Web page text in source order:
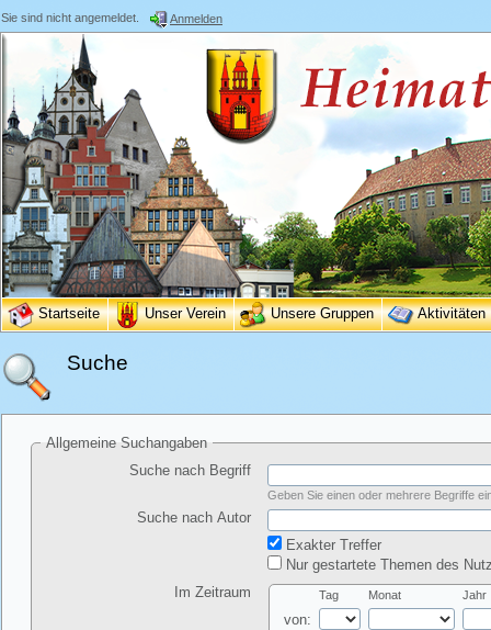
Sie sind nicht angemeldet. Anmelden
Startseite Unser Verein Unsere Gruppen Aktivitäten
Suche
Allgemeine Suchangaben
Suche nach Begriff
Geben Sie einen oder mehrere Begriffe
Suche nach Autor
Exakter Treffer
Nur gestartete Themen des
Im Zeitraum
von:
Tag Monat Jahr